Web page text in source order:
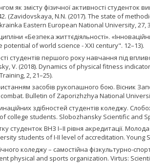
як змісту фізичної активності студенток
(Zavidovskaya, N.N. (2017). The state of
Eastern European National University, 27,
«Безпека життєдіяльності».
of world science - XXI century". 12–13).
студентів першого року навчання під
V. (2018). Dynamics of physical fitness
2, 21–25).
засобів рукопашного бою. Вісник
Bulletin of Zaporizhzhya National
здібностей студентів коледжу.
students. Slobozhansky Scientific and
ВНЗ I–II рівня акредитації.
students of I-II level of accreditation. Young
коледжу – самостійна фізкультурно-
physical and sports organization. Virtus: